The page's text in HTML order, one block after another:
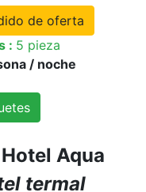
de oferta
: 5 pieza
/ noche
Aqua
termal